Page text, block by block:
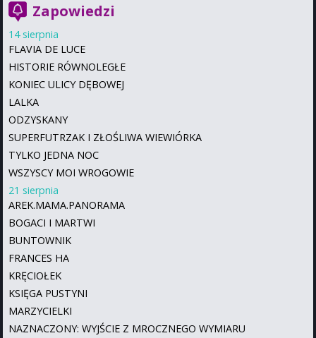
Zapowiedzi
14 sierpnia
FLAVIA DE LUCE
HISTORIE RÓWNOLEGŁE
KONIEC ULICY DĘBOWEJ
LALKA
ODZYSKANY
SUPERFUTRZAK I ZŁOŚLIWA WIEWIÓRKA
TYLKO JEDNA NOC
WSZYSCY MOI WROGOWIE
21 sierpnia
AREK.MAMA.PANORAMA
BOGACI I MARTWI
BUNTOWNIK
FRANCES HA
KRĘCIOŁEK
KSIĘGA PUSTYNI
MARZYCIELKI
NAZNACZONY: WYJŚCIE Z MROCZNEGO WYMIARU